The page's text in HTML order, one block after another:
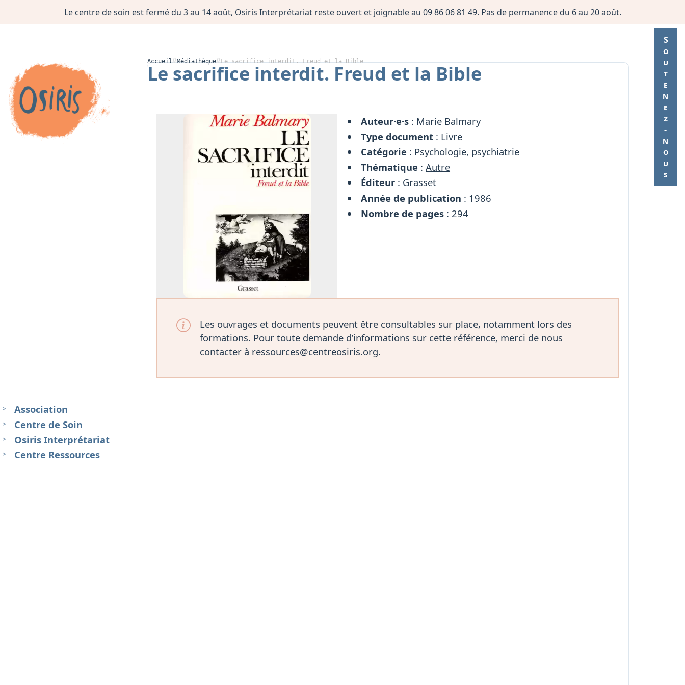
Le centre de soin est fermé du 3 au 14 août, Osiris Interprétariat reste ouvert et joignable au 09 86 06 81 49. Pas de permanence du 6 au 20 août.
Soutenez-nous
Association
Centre de Soin
Osiris Interprétariat
Centre Ressources
Accueil Médiathèque Le sacrifice interdit. Freud et la Bible
Le sacrifice interdit. Freud et la Bible
Auteur·e·s : Marie Balmary
Type document : Livre
Catégorie : Psychologie, psychiatrie
Thématique :Autre
Éditeur : Grasset
Année de publication : 1986
Nombre de pages : 294
Les ouvrages et documents peuvent être consultables sur place, notamment lors des
formations. Pour toute demande d’informations sur cette référence, merci de nous
contacter à ressources@centreosiris.org.